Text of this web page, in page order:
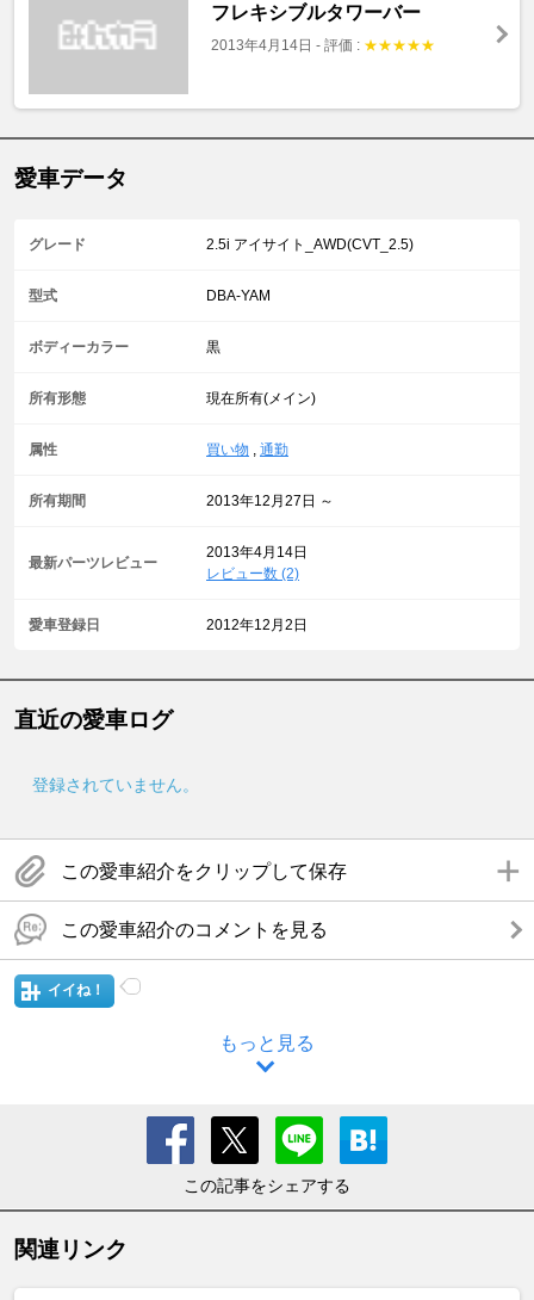
フレキシブルタワーバー
2013年4月14日 - 評価 : ★★★★★
愛車データ
グレード 2.5i アイサイト_AWD(CVT_2.5)
型式 DBA-YAM
ボディーカラー 黒
所有形態 現在所有(メイン)
属性 買い物 , 通勤
所有期間 2013年12月27日 ～
最新パーツレビュー
2013年4月14日
レビュー数 (2)
愛車登録日 2012年12月2日
直近の愛車ログ
登録されていません。
この愛車紹介をクリップして保存
この愛車紹介のコメントを見る
イイね！
もっと見る
この記事をシェアする
関連リンク